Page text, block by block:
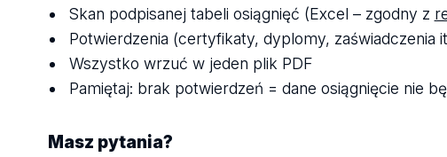
Skan podpisanej tabeli osiągnięć (Excel – zgodny z
Potwierdzenia (certyfikaty, dyplomy, zaświadczenia
Wszystko wrzuć w jeden plik PDF
Pamiętaj: brak potwierdzeń = dane osiągnięcie nie
Masz pytania?